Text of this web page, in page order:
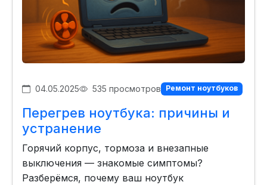
04.05.2025 535 просмотров Ремонт ноутбуков
Перегрев ноутбука: причины и
устранение
Горячий корпус, тормоза и внезапные
выключения — знакомые симптомы?
Разберёмся, почему ваш ноутбук